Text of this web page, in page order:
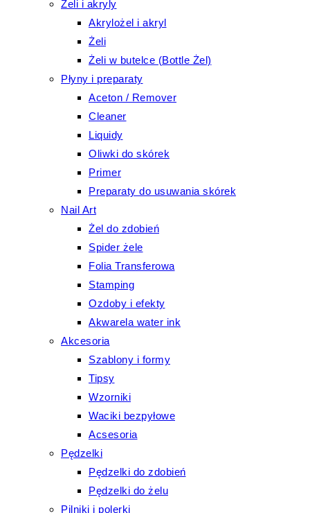
Żeli i akryly
Akrylożel i akryl
Żeli
Żeli w butelce (Bottle Żel)
Płyny i preparaty
Aceton / Remover
Cleaner
Liquidy
Oliwki do skórek
Primer
Preparaty do usuwania skórek
Nail Art
Żel do zdobień
Spider żele
Folia Transferowa
Stamping
Ozdoby i efekty
Akwarela water ink
Akcesoria
Szablony i formy
Tipsy
Wzorniki
Waciki bezpyłowe
Acsesoria
Pędzelki
Pędzelki do zdobień
Pędzelki do żelu
Pilniki i polerki